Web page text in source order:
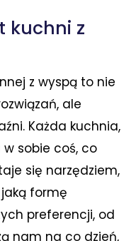
kuchni z
z wyspą to nie
ale
Każda kuchnia,
sobie coś, co
się narzędziem,
jaką formę
preferencji, od
nam na co dzień,